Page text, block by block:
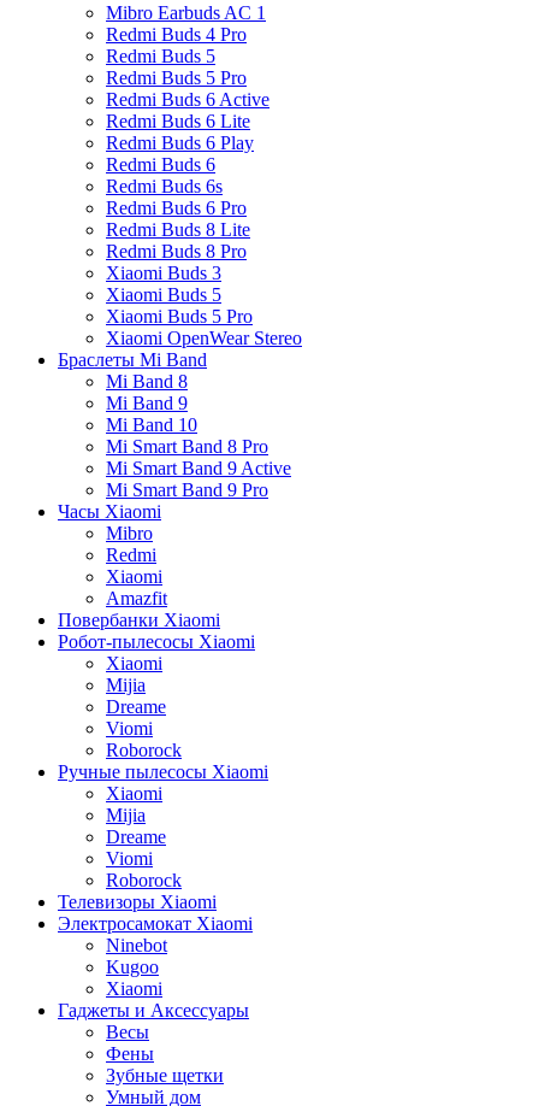
Mibro Earbuds AC 1
Redmi Buds 4 Pro
Redmi Buds 5
Redmi Buds 5 Pro
Redmi Buds 6 Active
Redmi Buds 6 Lite
Redmi Buds 6 Play
Redmi Buds 6
Redmi Buds 6s
Redmi Buds 6 Pro
Redmi Buds 8 Lite
Redmi Buds 8 Pro
Xiaomi Buds 3
Xiaomi Buds 5
Xiaomi Buds 5 Pro
Xiaomi OpenWear Stereo
Браслеты Mi Band
Mi Band 8
Mi Band 9
Mi Band 10
Mi Smart Band 8 Pro
Mi Smart Band 9 Active
Mi Smart Band 9 Pro
Часы Xiaomi
Mibro
Redmi
Xiaomi
Amazfit
Повербанки Xiaomi
Робот-пылесосы Xiaomi
Xiaomi
Mijia
Dreame
Viomi
Roborock
Ручные пылесосы Xiaomi
Xiaomi
Mijia
Dreame
Viomi
Roborock
Телевизоры Xiaomi
Электросамокат Xiaomi
Ninebot
Kugoo
Xiaomi
Гаджеты и Аксессуары
Весы
Фены
Зубные щетки
Умный дом